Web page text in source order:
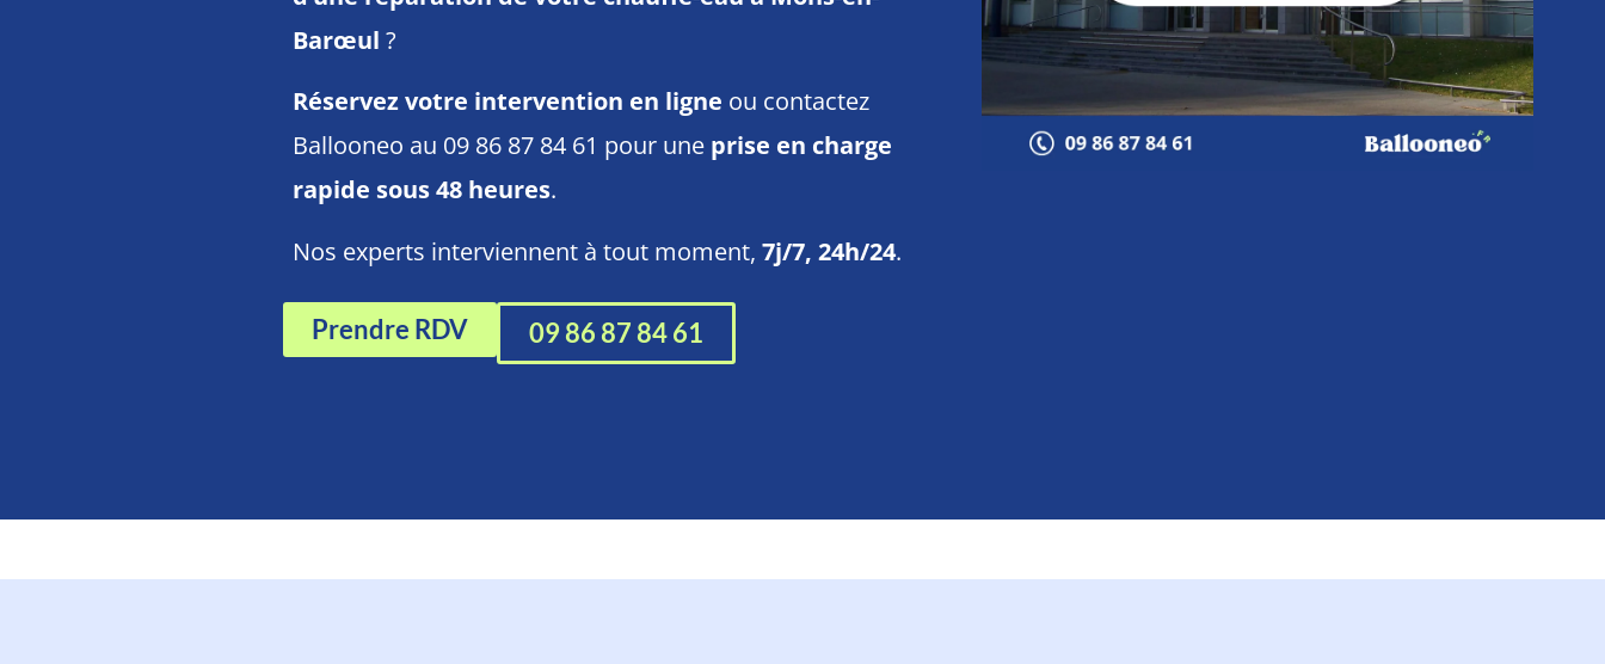
Barœul ?
Réservez votre intervention en ligne ou contactez
Ballooneo au 09 86 87 84 61 pour une prise en charge
rapide sous 48 heures.
Nos experts interviennent à tout moment, 7j/7, 24h/24.
Prendre RDV 09 86 87 84 61